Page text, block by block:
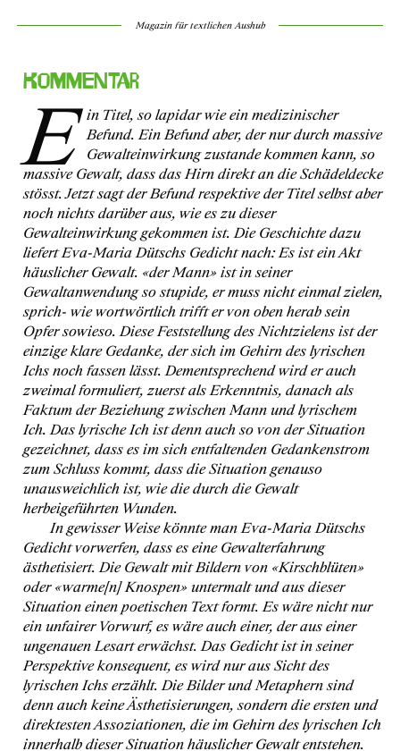
Magazin für textlichen Aushub
Kommentar
E in Titel, so lapidar wie ein medizinischer
Befund. Ein Befund aber, der nur durch massive
Gewalteinwirkung zustande kommen kann, so
massive Gewalt, dass das Hirn direkt an die Schädeldecke
stösst. Jetzt sagt der Befund respektive der Titel selbst aber
noch nichts darüber aus, wie es zu dieser
Gewalteinwirkung gekommen ist. Die Geschichte dazu
liefert Eva-Maria Dütschs Gedicht nach: Es ist ein Akt
häuslicher Gewalt. «der Mann» ist in seiner
Gewaltanwendung so stupide, er muss nicht einmal zielen,
sprich- wie wortwörtlich trifft er von oben herab sein
Opfer sowieso. Diese Feststellung des Nichtzielens ist der
einzige klare Gedanke, der sich im Gehirn des lyrischen
Ichs noch fassen lässt. Dementsprechend wird er auch
zweimal formuliert, zuerst als Erkenntnis, danach als
Faktum der Beziehung zwischen Mann und lyrischem
Ich. Das lyrische Ich ist denn auch so von der Situation
gezeichnet, dass es im sich entfaltenden Gedankenstrom
zum Schluss kommt, dass die Situation genauso
unausweichlich ist, wie die durch die Gewalt
herbeigeführten Wunden.
In gewisser Weise könnte man Eva-Maria Dütschs
Gedicht vorwerfen, dass es eine Gewalterfahrung
ästhetisiert. Die Gewalt mit Bildern von «Kirschblüten»
oder «warme[n] Knospen» untermalt und aus dieser
Situation einen poetischen Text formt. Es wäre nicht nur
ein unfairer Vorwurf, es wäre auch einer, der aus einer
ungenauen Lesart erwächst. Das Gedicht ist in seiner
Perspektive konsequent, es wird nur aus Sicht des
lyrischen Ichs erzählt. Die Bilder und Metaphern sind
denn auch keine Ästhetisierungen, sondern die ersten und
direktesten Assoziationen, die im Gehirn des lyrischen Ich
innerhalb dieser Situation häuslicher Gewalt entstehen.